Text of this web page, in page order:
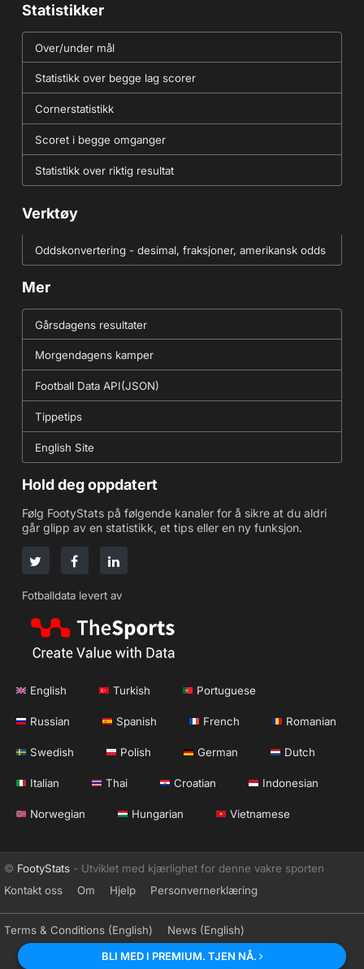
Statistikker
Over/under mål
Statistikk over begge lag scorer
Cornerstatistikk
Scoret i begge omganger
Statistikk over riktig resultat
Verktøy
Oddskonvertering - desimal, fraksjoner, amerikansk odds
Mer
Gårsdagens resultater
Morgendagens kamper
Football Data API(JSON)
Tippetips
English Site
Hold deg oppdatert
Følg FootyStats på følgende kanaler for å sikre at du aldri
går glipp av en statistikk, et tips eller en ny funksjon.
Fotballdata levert av
English Turkish Portuguese
Russian Spanish French Romanian
Swedish Polish German Dutch
Italian Thai Croatian Indonesian
Norwegian Hungarian Vietnamese
© FootyStats - Utviklet med kjærlighet for denne vakre sporten
Kontakt oss
Om Hjelp Personvernerklæring
Terms & Conditions (English) News (English)
BLI MED I PREMIUM. TJEN NÅ.